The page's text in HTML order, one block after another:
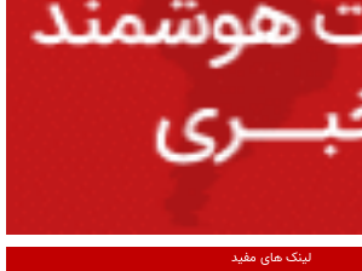
لینک های مفید